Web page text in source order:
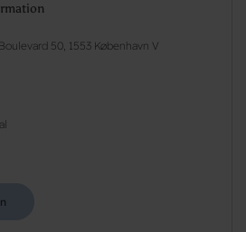
50, 1553 København V